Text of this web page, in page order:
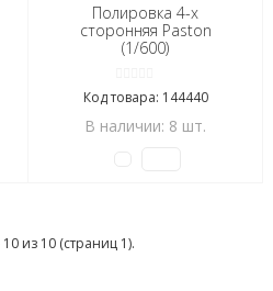
Полировка 4-х
сторонняя Paston
(1/600)
Код товара: 144440
В наличии: 8 шт.
из 10 (страниц 1).